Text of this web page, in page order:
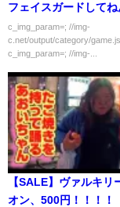
フェイスガードしてね
「メガネつけてるし必
おっさん「不充分だ四
わず付けろアホ」
c_img_param=; //img-
c.net/output/category/game.js
c_img_param=; //img-...
【SALE】ヴァルキリ
オン、500円！！！！